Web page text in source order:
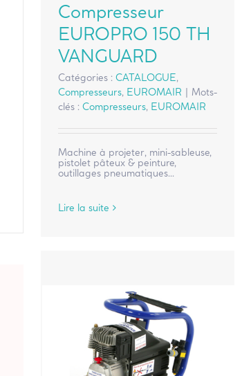
Compresseur
EUROPRO 150 TH
VANGUARD
Catégories :CATALOGUE,
Compresseurs, EUROMAIR
Mots-
clés :Compresseurs, EUROMAIR
Machine à projeter, mini-sableuse,
pistolet pâteux & peinture,
outillages pneumatiques...
Lire la suite